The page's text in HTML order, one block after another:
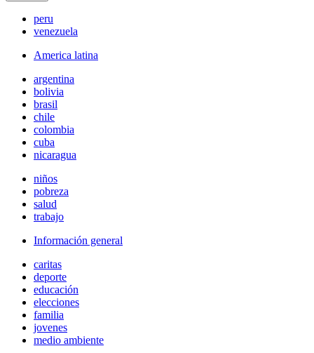
peru
venezuela
America latina
argentina
bolivia
brasil
chile
colombia
cuba
nicaragua
niños
pobreza
salud
trabajo
Información general
caritas
deporte
educación
elecciones
familia
jovenes
medio ambiente